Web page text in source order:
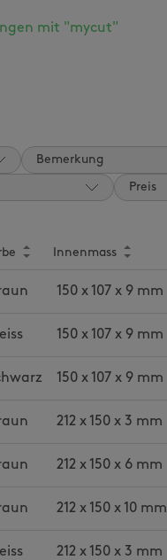
mit "mycut"
Bemerkung
Preis
Innenmass
150 x 107 x 9 mm
150 x 107 x 9 mm
150 x 107 x 9 mm
212 x 150 x 3 mm
212 x 150 x 6 mm
212 x 150 x 10 mm
212 x 150 x 3 mm